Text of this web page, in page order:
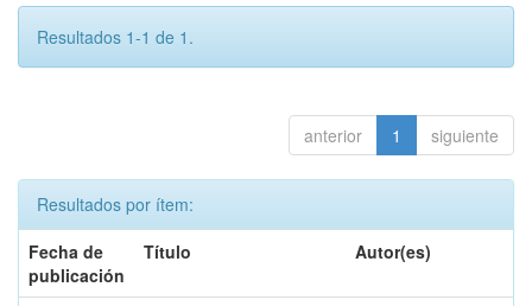
Resultados 1-1 de 1.
anterior 1 siguiente
Resultados por ítem:
Fecha de
publicación
Título Autor(es)